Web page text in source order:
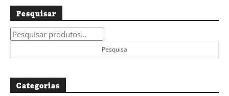
Pesquisar
Pesquisar
por:
Pesquisa
Categorias